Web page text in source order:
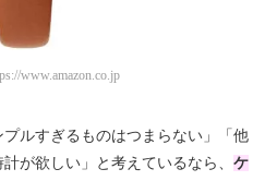
www.amazon.co.jp
プルすぎるものはつまらない」「他
が欲しい」と考えているなら、 ケ